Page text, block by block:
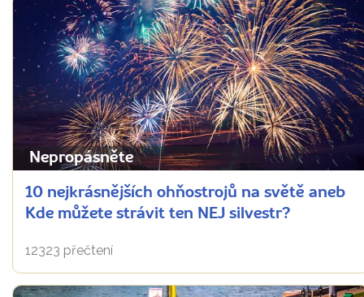
Nepropásněte
10 nejkrásnějších ohňostrojů na světě aneb
Kde můžete strávit ten NEJ silvestr?
12323 přečtení